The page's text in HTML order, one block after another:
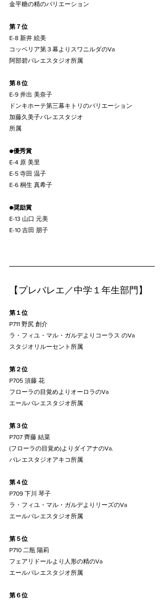
金平糖の精のバリエーション
第７位
E-8 新井 絵美
コッペリア第３幕よりスワニルダのVa
阿部碧バレエスタジオ所属
第８位
E-9 井出 美奈子
ドンキホーテ第三幕キトリのバリエーション
加藤久美子バレエスタジオ
所属
●優秀賞
E-4 原 美里
E-5 寺田 温子
E-6 桐生 真希子
●奨励賞
E-13 山口 元美
E-10 吉田 朋子
【プレバレエ／中学１年生部門】
第１位
P711 野尻 創介
ラ・フィユ・マル・ガルデよりコーラス のVa
スタジオリルーセント所属
第２位
P705 須藤 花
フローラの目覚めよりオーロラのVa
エールバレエスタジオ所属
第３位
P707 齊藤 結菜
(フローラの目覚め)よりダイアナのVa.
バレエスタジオアキコ所属
第４位
P709 下川 琴子
ラ・フィユ・マル・ガルデよりリーズのVa
エールバレエスタジオ所属
第５位
P710 二瓶 陽莉
フェアリドールより人形の精のVa
エールバレエスタジオ所属
第６位